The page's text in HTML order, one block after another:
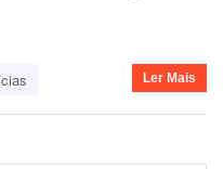
Ler Mais